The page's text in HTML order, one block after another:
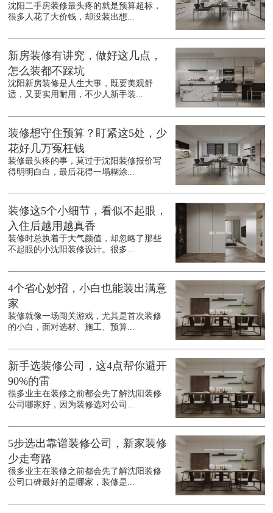
沈阳二手房装修最头疼的就是预算超标，
很多人花了大价钱，却没装出想...
新房装修有讲究，做好这几点，
怎么装都不踩坑
沈阳新房装修是人生大事，既要美观舒
适，又要实用耐用，不少人新手装...
装修想守住预算？盯紧这5处，少
花好几万冤枉钱
装修最头疼的事，莫过于沈阳装修报价写
得明明白白，最后花得一塌糊涂...
装修这5个小细节，看似不起眼，
入住后越用越真香
装修时总执着于大气颜值，却忽略了那些
不起眼的小沈阳装修设计。很多...
4个省心妙招，小白也能装出满意
家
装修就像一场闯关游戏，尤其是首次装修
的小白，面对选材、施工、预算...
新手选装修公司，这4点帮你避开
90%的雷
很多业主在装修之前都会先了解沈阳装修
公司哪家好，因为装修选对公司...
5步选出靠谱装修公司，新家装修
少走弯路
很多业主在装修之前都会先了解沈阳装修
公司口碑最好的是哪家，装修是...